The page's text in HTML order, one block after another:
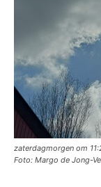
zaterdagmorgen om
Foto: Margo de Jong-